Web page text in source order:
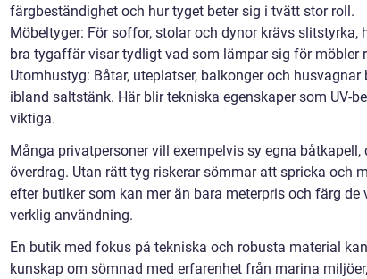
färgbeständighet och hur tyget beter sig i tvätt stor roll.
Möbeltyger: För soffor, stolar och dynor krävs
bra tygaffär visar tydligt vad som lämpar sig för möbler
Utomhustyg: Båtar, uteplatser, balkonger och
ibland saltstänk. Här blir tekniska egenskaper som UV-
viktiga.
Många privatpersoner vill exempelvis sy egna
överdrag. Utan rätt tyg riskerar sömmar att spricka och
efter butiker som kan mer än bara meterpris och färg
verklig användning.
En butik med fokus på tekniska och robusta material
kunskap om sömnad med erfarenhet från marina